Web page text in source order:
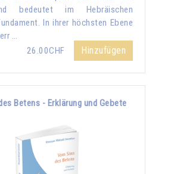
bedeutet im Hebräischen
In ihrer höchsten Ebene
…
26.00CHF
Hinzufügen
Betens - Erklärung und Gebete